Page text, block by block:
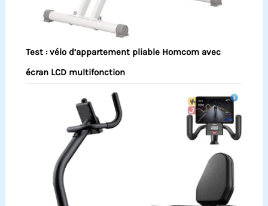
Test : vélo d’appartement pliable Homcom avec
écran LCD multifonction